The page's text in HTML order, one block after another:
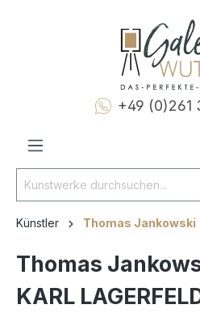
+49 (0)261
Künstler Thomas Jankowski
Thomas
KARL